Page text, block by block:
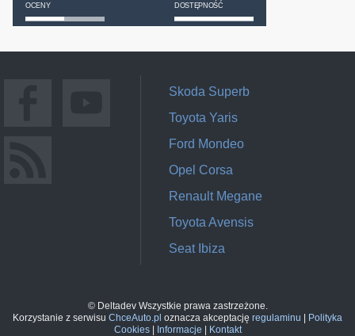
OCENY DOSTĘPNOŚĆ
Skoda Superb
Toyota Yaris
Ford Mondeo
Opel Corsa
Renault Megane
Toyota Avensis
Seat Ibiza
© Deltadev Wszystkie prawa zastrzeżone.
Korzystanie z serwisu ChceAuto.pl oznacza akceptację regulaminu
Polityka
Cookies| Informacje Kontakt